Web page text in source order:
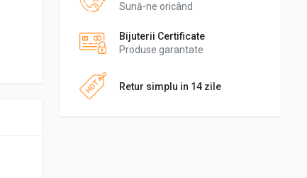
Sună-ne oricând
Bijuterii Certificate
Produse garantate
Retur simplu in 14 zile